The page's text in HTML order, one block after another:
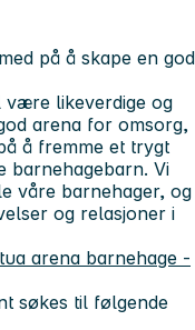
på å skape en god
være likeverdige og
arena for omsorg,
å fremme et trygt
barnehagebarn. Vi
våre barnehager, og
og relasjoner i
arena barnehage -
søkes til følgende